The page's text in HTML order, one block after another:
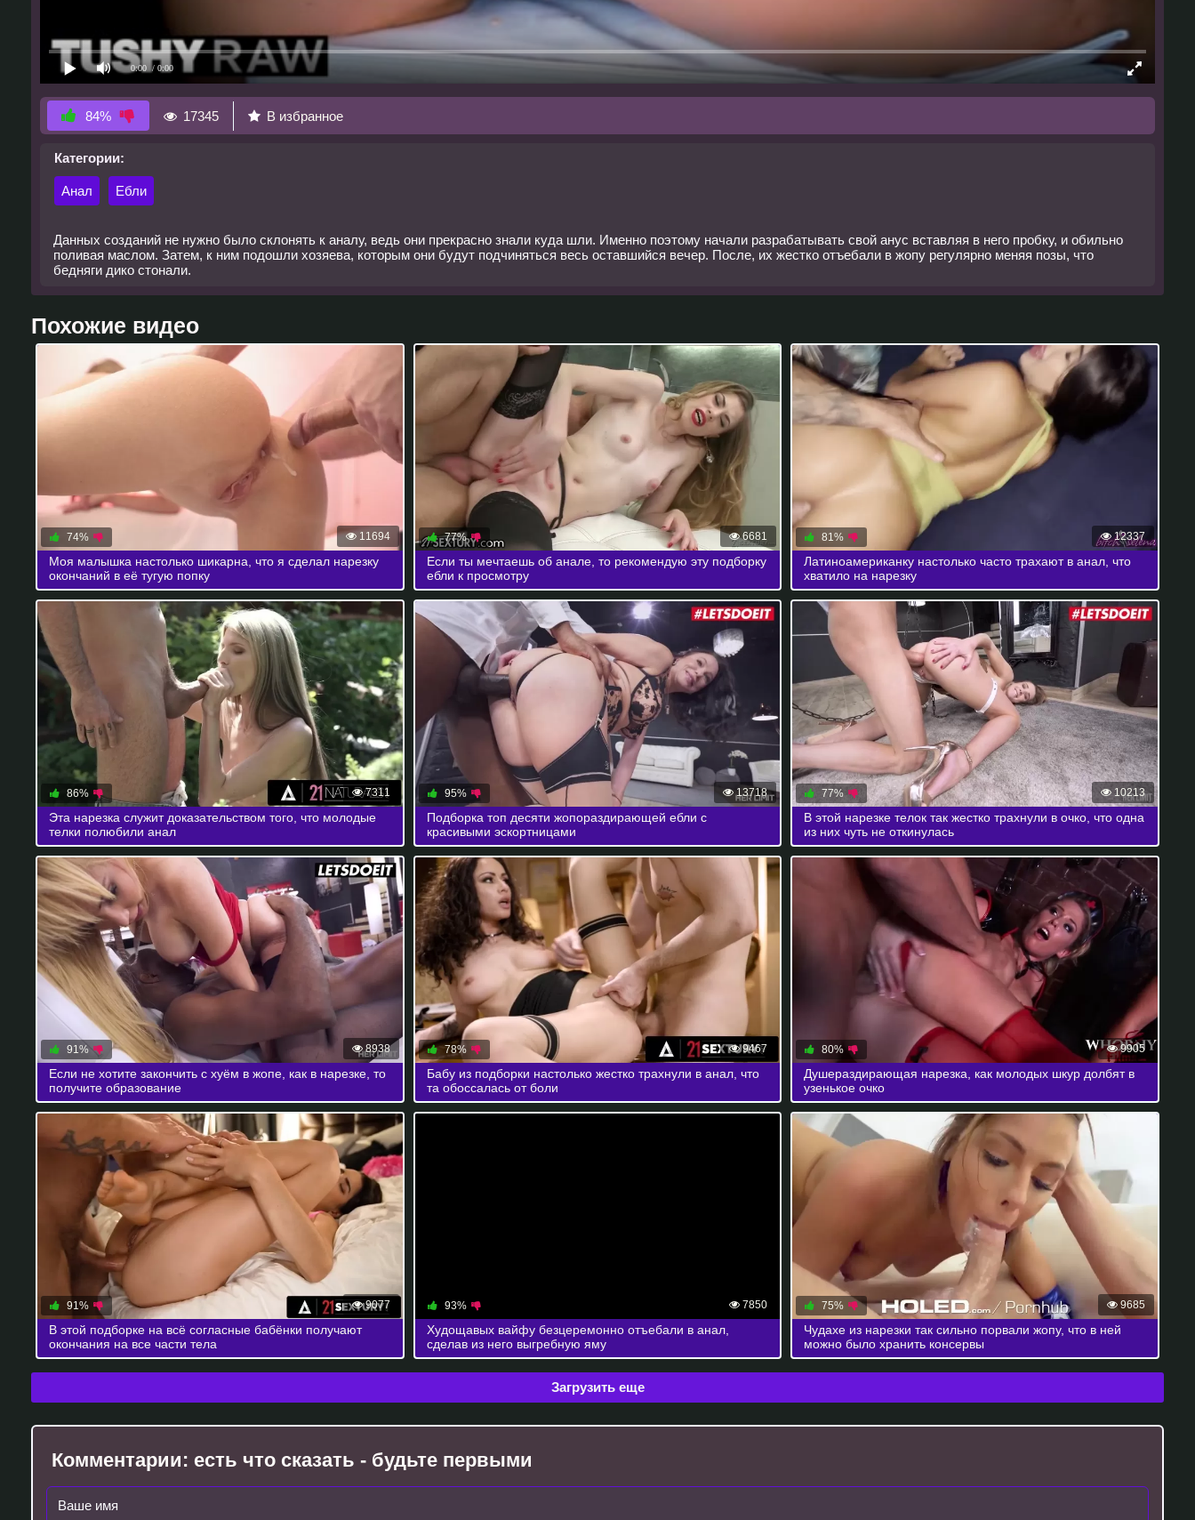
0:00 / 0:00
84% 17345 В избранное
Категории:
Анал Ебли
Данных созданий не нужно было склонять к аналу, ведь они прекрасно знали куда шли. Именно поэтому начали разрабатывать свой анус вставляя в него пробку, и обильно
поливая маслом. Затем, к ним подошли хозяева, которым они будут подчиняться весь оставшийся вечер. После, их жестко отъебали в жопу регулярно меняя позы, что
бедняги дико стонали.
Похожие видео
11694
74%
Моя малышка настолько шикарна, что я сделал нарезку
окончаний в её тугую попку
6681
77%
Если ты мечтаешь об анале, то рекомендую эту подборку
ебли к просмотру
12337
81%
Латиноамериканку настолько часто трахают в анал, что
хватило на нарезку
7311
86%
Эта нарезка служит доказательством того, что молодые
телки полюбили анал
13718
95%
Подборка топ десяти жопораздирающей ебли с
красивыми эскортницами
10213
77%
В этой нарезке телок так жестко трахнули в очко, что одна
из них чуть не откинулась
8938
91%
Если не хотите закончить с хуём в жопе, как в нарезке, то
получите образование
9467
78%
Бабу из подборки настолько жестко трахнули в анал, что
та обоссалась от боли
9905
80%
Душераздирающая нарезка, как молодых шкур долбят в
узенькое очко
9077
91%
В этой подборке на всё согласные бабёнки получают
окончания на все части тела
7850
93%
Худощавых вайфу безцеремонно отъебали в анал,
сделав из него выгребную яму
9685
75%
Чудахе из нарезки так сильно порвали жопу, что в ней
можно было хранить консервы
Загрузить еще
Комментарии: есть что сказать - будьте первыми